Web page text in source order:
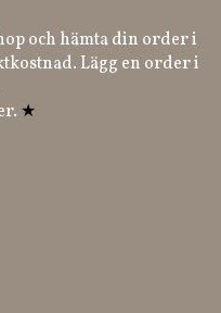
och hämta din order i
Lägg en order i
★